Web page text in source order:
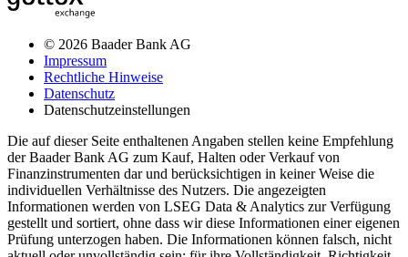
© 2026 Baader Bank AG
Impressum
Rechtliche Hinweise
Datenschutz
Datenschutzeinstellungen
Die auf dieser Seite enthaltenen Angaben stellen keine Empfehlung
der Baader Bank AG zum Kauf, Halten oder Verkauf von
Finanzinstrumenten dar und berücksichtigen in keiner Weise die
individuellen Verhältnisse des Nutzers. Die angezeigten
Informationen werden von LSEG Data & Analytics zur Verfügung
gestellt und sortiert, ohne dass wir diese Informationen einer eigenen
Prüfung unterzogen haben. Die Informationen können falsch, nicht